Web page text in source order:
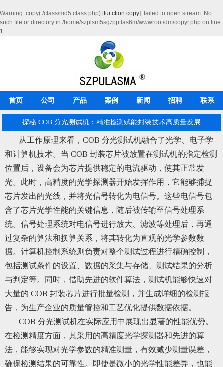
Warning: copy(./class/md5.class.php) [function.copy]: failed to open stream: No
such file or directory in /home/szplsm5sgzpptlas6m/wwwroot/dm/copyr.php on line
1
首页 公司 产品 案例 新闻 招聘 联系
探秘 COB 分光测试机：精准检测赋能封装技术高质量发展
从工作原理来看，COB 分光测试机融合了光学、电子学
和计算机技术。当 COB 封装芯片被放置在测试机的指定检测
位置后，设备会为芯片提供稳定的电流驱动，使其正常发
光。此时，高精度的光学探测器开始发挥作用，它能够捕捉
芯片发出的光线，并将光信号转化为电信号。这些电信号包
含了芯片光学性能的关键信息，随后被传输至信号处理系
统。信号处理系统对电信号进行放大、滤波等处理后，再通
过复杂的算法和换算关系，将其转化为直观的光学参数数
据。计算机控制系统则负责对整个测试过程进行精确控制，
包括测试条件的设置、数据的采集与存储、测试结果的分析
与判定等。同时，借助先进的软件算法，测试机能够快速对
大量的 COB 封装芯片进行批量检测，并生成详细的检测报
告，为生产企业的质量管控和工艺优化提供数据依据。
COB 分光测试机在实际应用中展现出显著的性能优势。
在检测精度方面，其采用的高精度光学探测器和先进的算
法，能够实现对光学参数的精准测量，有效减少测量误差，
确保检测结果的可靠性。即使是微小的光学性能差异，也能